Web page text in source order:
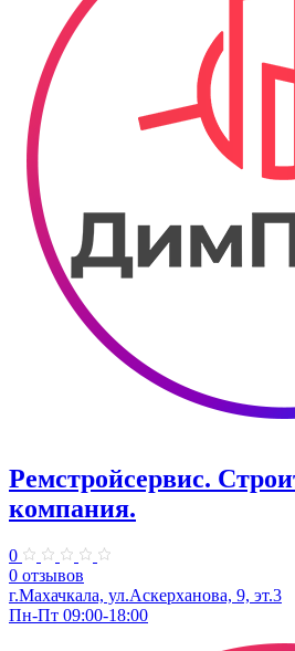
Ремстройсервис.
компания.
0
0 отзывов
г.Махачкала, ул.Аскерханова, 9, эт.3
Пн-Пт 09:00-18:00